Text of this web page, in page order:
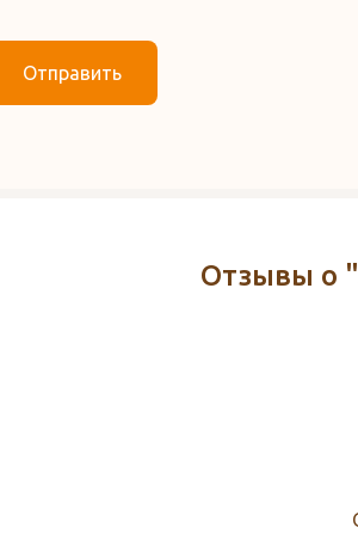
Отправить
Отзывы о